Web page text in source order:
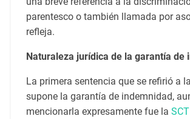
parentesco o también llamada por
refleja.
Naturaleza jurídica de la garantía de
La primera sentencia que se refirió a
supone la garantía de indemnidad,
mencionarla expresamente fue la